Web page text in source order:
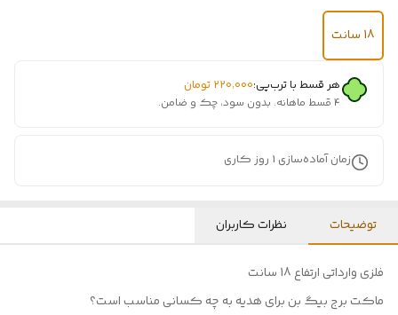
18 سانت
هر قسط با ترب‌پی:۲۲۰٬۰۰۰ تومان
۴ قسط ماهانه. بدون سود، چک و ضامن.
زمان آماده‌سازی 1 روز کاری
توضیحات نظرات کاربران
فلزی وارداتی ارتفاع 18 سانت
ماکت برج بیگ بن برای هدیه به چه کسانی مناسب است؟